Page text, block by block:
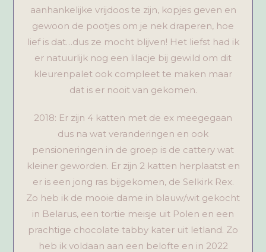
aanhankelijke vrijdoos te zijn, kopjes geven en
gewoon de pootjes om je nek draperen, hoe
lief is dat…dus ze mocht blijven! Het liefst had ik
er natuurlijk nog een lilacje bij gewild om dit
kleurenpalet ook compleet te maken maar
dat is er nooit van gekomen.
2018: Er zijn 4 katten met de ex meegegaan
dus na wat veranderingen en ook
pensioneringen in de groep is de cattery wat
kleiner geworden. Er zijn 2 katten herplaatst en
er is een jong ras bijgekomen, de Selkirk Rex.
Zo heb ik de mooie dame in blauw/wit gekocht
in Belarus, een tortie meisje uit Polen en een
prachtige chocolate tabby kater uit letland. Zo
heb ik voldaan aan een belofte en in 2022